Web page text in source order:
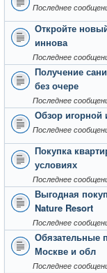
Последнее
Откройте
иннова
Последнее
Получение
без очере
Последнее
Обзор игорной
Последнее
Покупка
условиях
Последнее
Выгодная
Nature Resort
Последнее
Обязательные
Москве и обл
Последнее